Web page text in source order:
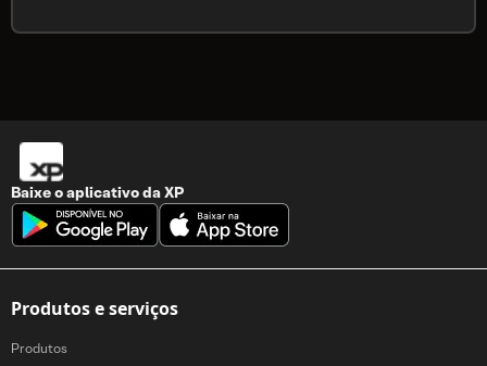
Baixe o aplicativo daXP
Produtos e serviços
Produtos